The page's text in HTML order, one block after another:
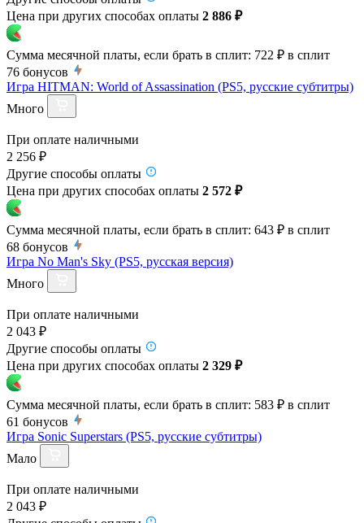
Цена при других способах оплаты 2 886 ₽
Сумма месячной платы, если брать в сплит: 722 ₽ в сплит
76 бонусов
Игра HITMAN: World of Assassination (PS5, русские субтитры)
Много
При оплате наличными
2 256 ₽
Другие способы оплаты
Цена при других способах оплаты 2 572 ₽
Сумма месячной платы, если брать в сплит: 643 ₽ в сплит
68 бонусов
Игра No Man's Sky (PS5, русская версия)
Много
При оплате наличными
2 043 ₽
Другие способы оплаты
Цена при других способах оплаты 2 329 ₽
Сумма месячной платы, если брать в сплит: 583 ₽ в сплит
61 бонусов
Игра Sonic Superstars (PS5, русские субтитры)
Мало
При оплате наличными
2 043 ₽